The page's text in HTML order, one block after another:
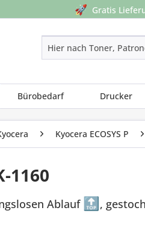
🚀 Gratis
Bürobedarf Drucker
Kyocera ECOSYS P
1160
Ablauf 🔝 ,